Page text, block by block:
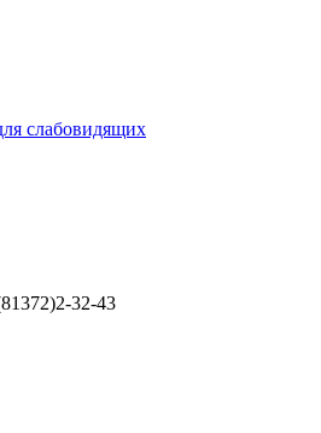
слабовидящих
32-43